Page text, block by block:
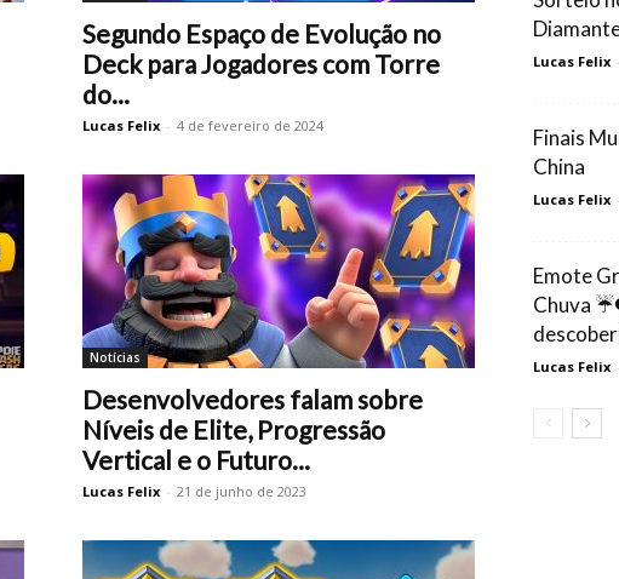
Segundo Espaço de Evolução no
Deck para Jogadores com Torre
do...
Lucas Felix - 4 de fevereiro de 2024
Notícias
Desenvolvedores falam sobre
Níveis de Elite, Progressão
Vertical e o Futuro...
Lucas Felix - 21 de junho de 2023
Lucas Felix -
Finais
China
Lucas Felix -
Emote
Chuva
Lucas Felix -